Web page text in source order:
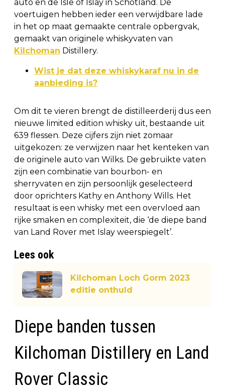
auto en de Isle of Islay in Schotland. De
voertuigen hebben ieder een verwijdbare lade
in het op maat gemaakte centrale opbergvak,
gemaakt van originele whiskyvaten van
Kilchoman Distillery.
Wist je dat deze whiskykaraf nu in de
aanbieding is?
Om dit te vieren brengt de distilleerderij dus een
nieuwe limited edition whisky uit, bestaande uit
639 flessen. Deze cijfers zijn niet zomaar
uitgekozen: ze verwijzen naar het kenteken van
de originele auto van Wilks. De gebruikte vaten
zijn een combinatie van bourbon- en
sherryvaten en zijn persoonlijk geselecteerd
door oprichters Kathy en Anthony Wills. Het
resultaat is een whisky met een overvloed aan
rijke smaken en complexiteit, die ‘de diepe band
van Land Rover met Islay weerspiegelt’.
Lees ook
Kilchoman Loch Gorm 2023
editie onthuld
Diepe banden tussen
Kilchoman Distillery en Land
Rover Classic